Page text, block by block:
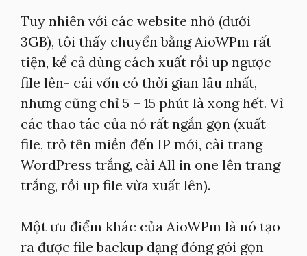
Tuy nhiên với các website nhỏ (dưới
3GB), tôi thấy chuyển bằng AioWPm rất
tiện, kể cả dùng cách xuất rồi up ngược
file lên- cái vốn có thời gian lâu nhất,
nhưng cũng chỉ 5 – 15 phút là xong hết. Vì
các thao tác của nó rất ngắn gọn (xuất
file, trỏ tên miền đến IP mới, cài trang
WordPress trắng, cài All in one lên trang
trắng, rồi up file vừa xuất lên).
Một ưu điểm khác của AioWPm là nó tạo
ra được file backup dạng đóng gói gọn